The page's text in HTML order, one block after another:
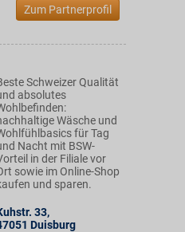
Zum Partnerprofil
Schweizer Qualität
absolutes
Wäsche und
für Tag
Nacht mit BSW-
in der Filiale vor
sowie im Online-Shop
und sparen.
33,
Duisburg